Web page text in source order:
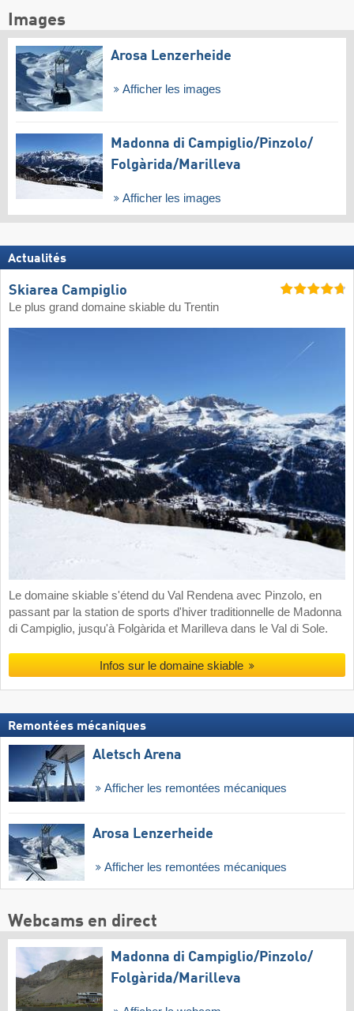
Images
Arosa Lenzerheide
Afficher les images
Madonna di Campiglio/​Pinzolo/​
Folgàrida/​Marilleva
Afficher les images
Actualités
Skiarea Campiglio
Le plus grand domaine skiable du Trentin
Le domaine skiable s'étend du Val Rendena avec Pinzolo, en
passant par la station de sports d'hiver traditionnelle de Madonna
di Campiglio, jusqu'à Folgàrida et Marilleva dans le Val di Sole.
Infos sur le domaine skiable
Remontées mécaniques
Aletsch Arena
Afficher les remontées mécaniques
Arosa Lenzerheide
Afficher les remontées mécaniques
Webcams en direct
Madonna di Campiglio/​Pinzolo/​
Folgàrida/​Marilleva